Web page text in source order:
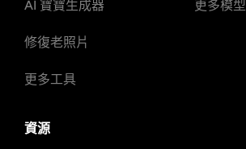
AI 寶寶生成器
修復老照片
更多工具
更多模型
資源